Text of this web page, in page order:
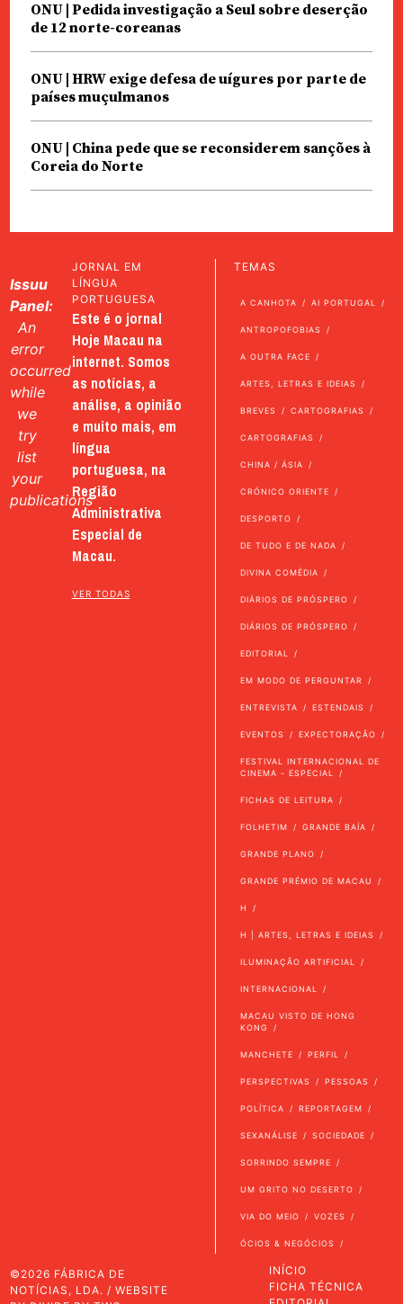
ONU | Pedida investigação a Seul sobre deserção
de 12 norte-coreanas
ONU | HRW exige defesa de uígures por parte de
países muçulmanos
ONU | China pede que se reconsiderem sanções à
Coreia do Norte
Issuu
Panel:
An
error
occurred
while
we
try
list
your
publications
JORNAL EM
LÍNGUA
PORTUGUESA
Este é o jornal
Hoje Macau na
internet. Somos
as notícias, a
análise, a opinião
e muito mais, em
língua
portuguesa, na
Região
Administrativa
Especial de
Macau.
VER TODAS
TEMAS
A CANHOTA AI PORTUGAL
ANTROPOFOBIAS
A OUTRA FACE
ARTES, LETRAS E IDEIAS
BREVES CARTOGRAFIAS
CARTOGRAFIAS
CHINA / ÁSIA
CRÓNICO ORIENTE
DESPORTO
DE TUDO E DE NADA
DIVINA COMÉDIA
DIÁRIOS DE PRÓSPERO
DIÁRIOS DE PRÓSPERO
EDITORIAL
EM MODO DE PERGUNTAR
ENTREVISTA ESTENDAIS
EVENTOS EXPECTORAÇÃO
FESTIVAL INTERNACIONAL DE
CINEMA - ESPECIAL
FICHAS DE LEITURA
FOLHETIM GRANDE BAÍA
GRANDE PLANO
GRANDE PRÉMIO DE MACAU
H
H | ARTES, LETRAS E IDEIAS
ILUMINAÇÃO ARTIFICIAL
INTERNACIONAL
MACAU VISTO DE HONG
KONG
MANCHETE PERFIL
PERSPECTIVAS PESSOAS
POLÍTICA REPORTAGEM
SEXANÁLISE SOCIEDADE
SORRINDO SEMPRE
UM GRITO NO DESERTO
VIA DO MEIO VOZES
ÓCIOS & NEGÓCIOS
©2026 FÁBRICA DE
NOTÍCIAS, LDA. / WEBSITE
INÍCIO
FICHA TÉCNICA